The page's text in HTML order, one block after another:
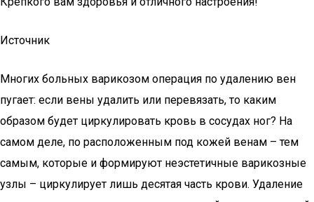
Источник
Многих больных варикозом операция по удалению вен
пугает: если вены удалить или перевязать, то каким
образом будет циркулировать кровь в сосудах ног? На
самом деле, по расположенным под кожей венам – тем
самым, которые и формируют неэстетичные варикозные
узлы – циркулирует лишь десятая часть крови. Удаление